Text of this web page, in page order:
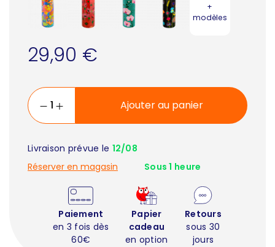
+
modèles
29,90 €
Ajouter au panier
Livraison prévue le 12/08
Réserver en magasin
Sous 1 heure
Paiement
en 3 fois dès
60€
Papier
cadeau
en option
Retours
sous 30
jours